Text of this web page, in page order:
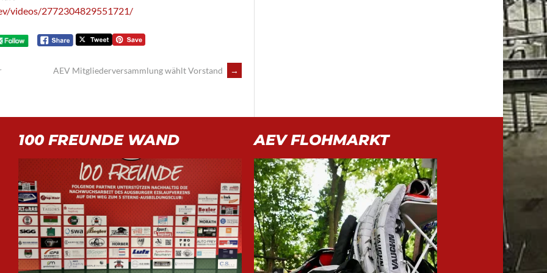
videos/2772304829551721/
AEV Mitgliederversammlung wählt Vorstand →
100 FREUNDE WAND AEV FLOHMARKT